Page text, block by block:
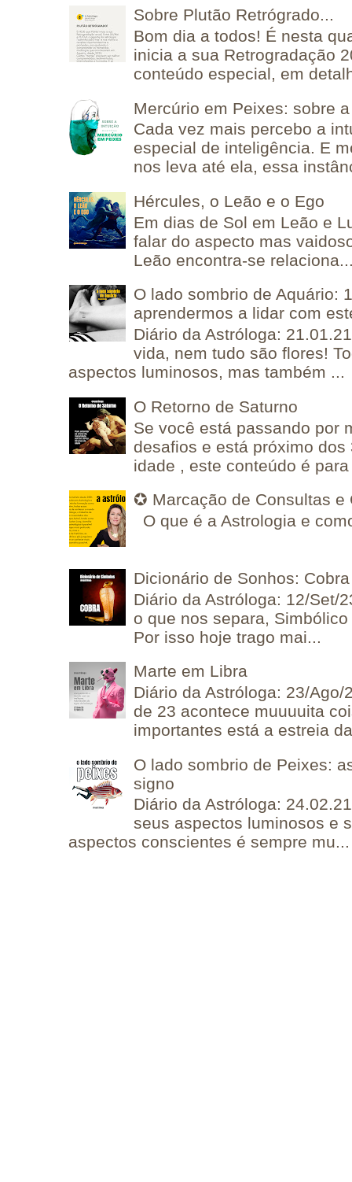
Sobre Plutão Retrógrado...
Bom dia a todos! É nesta
inicia a sua Retrogradação
conteúdo especial, em
Mercúrio em Peixes: sobre
Cada vez mais percebo a
especial de inteligência. E
nos leva até ela, essa
Hércules, o Leão e o Ego
Em dias de Sol em Leão e
falar do aspecto mas
Leão encontra-se
O lado sombrio de Aquário:
aprendermos a lidar com
Diário da Astróloga:
vida, nem tudo são flores!
aspectos luminosos, mas também ...
O Retorno de Saturno
Se você está passando por
desafios e está próximo
idade , este conteúdo é
✪ Marcação de Consultas e
O que é a Astrologia e
Dicionário de Sonhos: Cobra
Diário da Astróloga: 12/Set/
o que nos separa,
Por isso hoje trago mai...
Marte em Libra
Diário da Astróloga: 23/
de 23 acontece muuuuita
importantes está a estreia
O lado sombrio de Peixes:
signo
Diário da Astróloga:
seus aspectos luminosos e
aspectos conscientes é sempre mu...